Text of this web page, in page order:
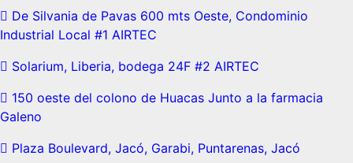
De Silvania de Pavas 600 mts Oeste, Condominio
Industrial Local #1 AIRTEC
Solarium, Liberia, bodega 24F #2 AIRTEC
150 oeste del colono de Huacas Junto a la farmacia
Galeno
Plaza Boulevard, Jacó, Garabi, Puntarenas, Jacó